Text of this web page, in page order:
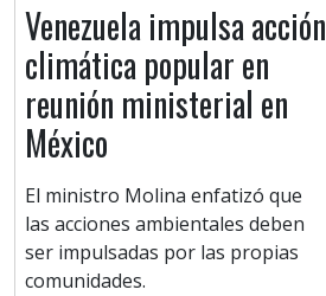
Venezuela impulsa acción
climática popular en
reunión ministerial en
México
El ministro Molina enfatizó que
las acciones ambientales deben
ser impulsadas por las propias
comunidades.